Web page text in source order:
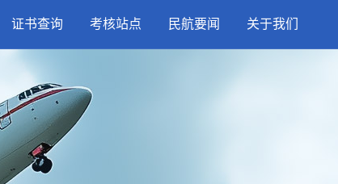
证书查询 考核站点 民航要闻 关于我们